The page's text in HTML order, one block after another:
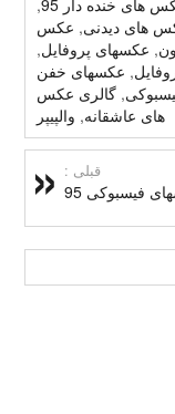
های دیدنی , عکس
, عکسهای پروفایل ,
, عکسهای خفن
, گالری عکس
های عاشقانه, والپیپر
قبلی :
فیسبوکی 95